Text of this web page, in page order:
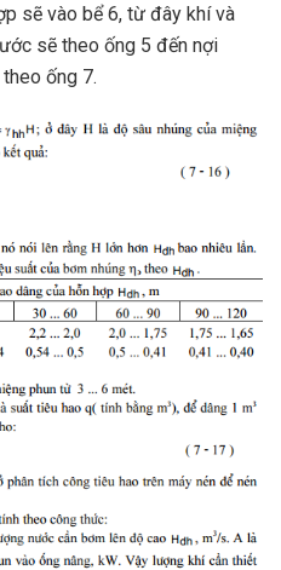
sẽ vào bể 6, từ đây khí và
sẽ theo ống 5 đến nợi
ống 7.